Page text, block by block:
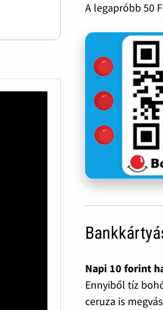
A legapróbb 50
Napi 10 forint
Ennyiből tíz
ceruza is